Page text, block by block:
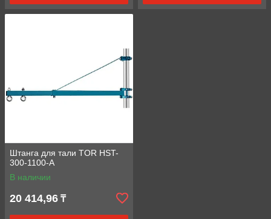
Штанга для тали TOR HST-
300-1100-A
В наличии
20 414,96 ₸